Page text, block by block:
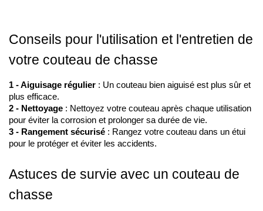
Conseils pour l'utilisation et l'entretien de
votre couteau de chasse
1 - Aiguisage régulier : Un couteau bien aiguisé est plus sûr et
plus efficace.
2 - Nettoyage : Nettoyez votre couteau après chaque utilisation
pour éviter la corrosion et prolonger sa durée de vie.
3 - Rangement sécurisé : Rangez votre couteau dans un étui
pour le protéger et éviter les accidents.
Astuces de survie avec un couteau de
chasse